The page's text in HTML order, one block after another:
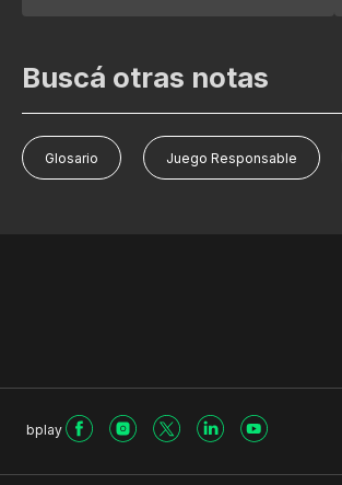
Buscá otras notas
Glosario Juego Responsable
bplay